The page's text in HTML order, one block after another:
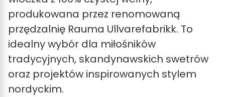
produkowana przez renomowaną
przędzalnię Rauma Ullvarefabrikk. To
idealny wybór dla miłośników
tradycyjnych, skandynawskich swetrów
oraz projektów inspirowanych stylem
nordyckim.